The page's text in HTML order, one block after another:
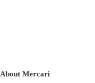
About Mercari